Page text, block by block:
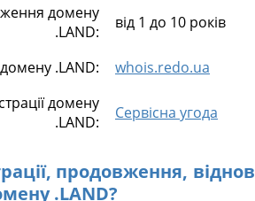
домену
.LAND:
від 1 до 10 років
.LAND:
whois.redo.ua
домену
.LAND:
Сервісна угода
продовження,
.LAND?